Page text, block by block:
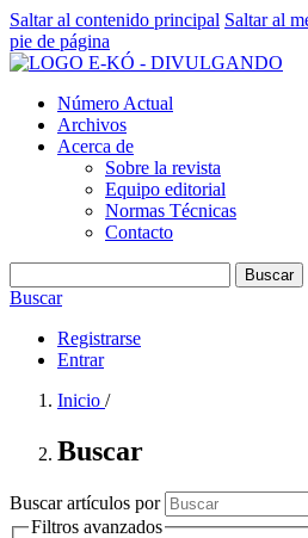
Saltar al contenido principal Saltar al
pie de página
Número Actual
Archivos
Acerca de
Sobre la revista
Equipo editorial
Normas Técnicas
Contacto
Buscar
Buscar
Registrarse
Entrar
Inicio /
Buscar
Buscar artículos por
Filtros avanzados